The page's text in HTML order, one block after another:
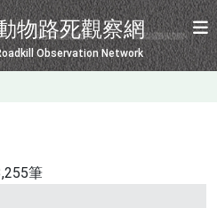
物路死觀察網
Observation Network
筆